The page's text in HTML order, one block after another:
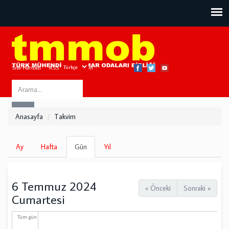
Site Haritası RSS Bize Ulaşın
Search
this
Anasayfa Takvim
Birincil
sekmeler
Ay Hafta Gün
sekme)
Yıl
« Önceki Sonraki »
6 Temmuz 2024
Cumartesi
Tüm gün